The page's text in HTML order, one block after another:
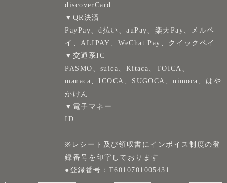
discoverCard
▼QR決済
PayPay、d払い、auPay、楽天Pay、メルペ
イ、ALIPAY、WeChat Pay、クイックペイ
▼交通系IC
PASMO、suica、Kitaca、TOICA、
manaca、ICOCA、SUGOCA、nimoca、はや
かけん
▼電子マネー
ID
※レシート及び領収書にインボイス制度の登
録番号を印字しております
●登録番号：T6010701005431